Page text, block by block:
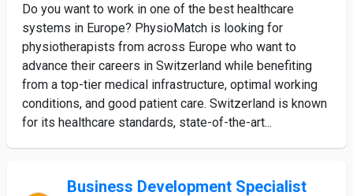
Do you want to work in one of the best healthcare
systems in Europe? PhysioMatch is looking for
physiotherapists from across Europe who want to
advance their careers in Switzerland while benefiting
from a top-tier medical infrastructure, optimal working
conditions, and good patient care. Switzerland is known
for its healthcare standards, state-of-the-art...
Business Development Specialist